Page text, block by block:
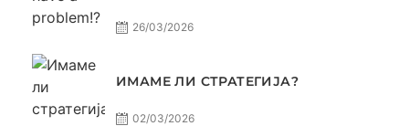
26/03/2026
ИМАМЕ ЛИ СТРАТЕГИЈА?
02/03/2026